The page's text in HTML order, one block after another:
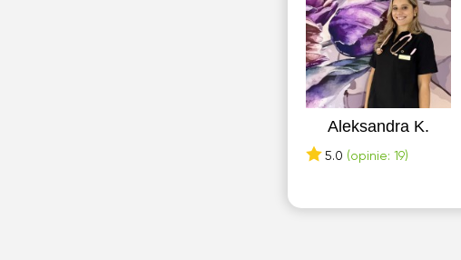
Aleksandra K.
5.0 (opinie: 19)